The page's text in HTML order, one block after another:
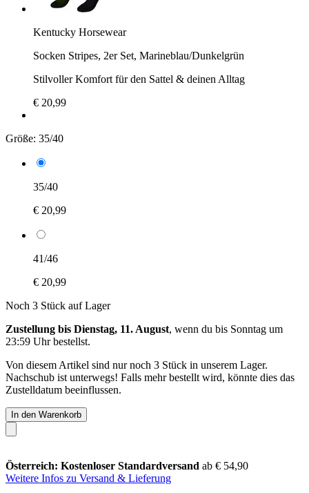
Kentucky Horsewear
Socken Stripes, 2er Set, Marineblau/Dunkelgrün
Stilvoller Komfort für den Sattel & deinen Alltag
€ 20,99
Größe: 35/40
35/40
€ 20,99
41/46
€ 20,99
Noch 3 Stück auf Lager
Zustellung bis Dienstag, 11. August, wenn du bis Sonntag um
23:59 Uhrbestellst.
Von diesem Artikel sind nur noch 3 Stück in unserem Lager.
Nachschub ist unterwegs! Falls mehr bestellt wird, könnte dies das
Zustelldatum beeinflussen.
In den Warenkorb
Österreich: Kostenloser Standardversand ab € 54,90
Weitere Infos zu Versand & Lieferung